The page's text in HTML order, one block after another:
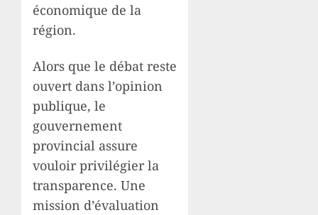
économique de la
région.
Alors que le débat reste
ouvert dans l’opinion
publique, le
gouvernement
provincial assure
vouloir privilégier la
transparence. Une
mission d’évaluation